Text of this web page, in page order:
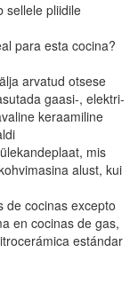
sellele pliidile
para esta cocina?
arvatud otsese
gaasi-, elektri-
keraamiline
mis
alust, kui
de cocinas excepto
en cocinas de gas,
estándar